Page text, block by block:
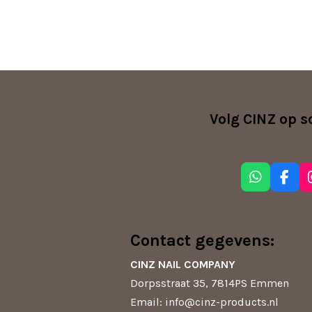
Volg CINZ op
W
h
s
A
F
a
Contact gegevens:
CINZ NAIL COMPANY
Dorpsstraat 35, 7814PS Emmen
Email: info@cinz-products.nl